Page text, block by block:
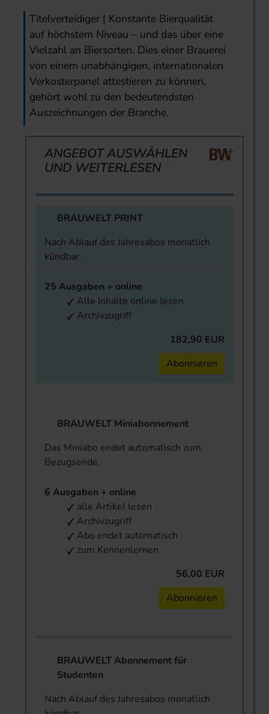
Titelverteidiger | Konstante Bierqualität
auf höchstem Niveau – und das über eine
Vielzahl an Biersorten. Dies einer Brauerei
von einem unabhängigen, internationalen
Verkosterpanel attestieren zu können,
gehört wohl zu den bedeutendsten
Auszeichnungen der Branche.
ANGEBOT AUSWÄHLEN
UND WEITERLESEN
BRAUWELT PRINT
Nach Ablauf des Jahresabos monatlich
kündbar.
25 Ausgaben + online
Alle Inhalte online lesen
Archivzugriff
182,90 EUR
Abonnieren
BRAUWELT Miniabonnement
Das Miniabo endet automatisch zum
Bezugsende.
6 Ausgaben + online
alle Artikel lesen
Archivzugriff
Abo endet automatisch
zum Kennenlernen
56,00 EUR
Abonnieren
BRAUWELT Abonnement für
Studenten
Nach Ablauf des Jahresabos monatlich